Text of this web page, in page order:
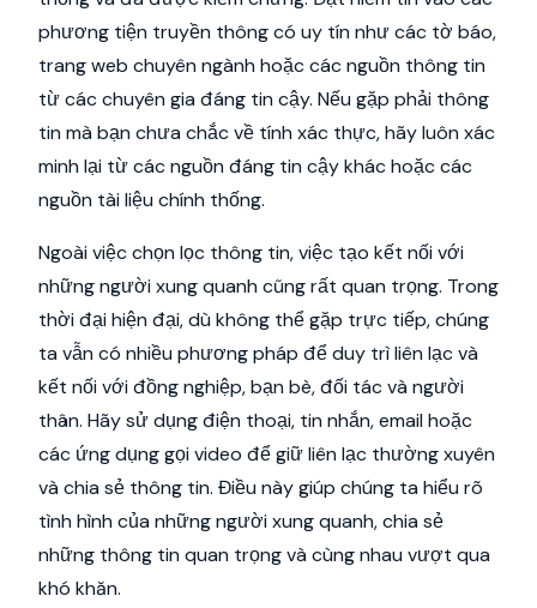
phương tiện truyền thông có uy tín như các tờ báo,
trang web chuyên ngành hoặc các nguồn thông tin
từ các chuyên gia đáng tin cậy. Nếu gặp phải thông
tin mà bạn chưa chắc về tính xác thực, hãy luôn xác
minh lại từ các nguồn đáng tin cậy khác hoặc các
nguồn tài liệu chính thống.
Ngoài việc chọn lọc thông tin, việc tạo kết nối với
những người xung quanh cũng rất quan trọng. Trong
thời đại hiện đại, dù không thể gặp trực tiếp, chúng
ta vẫn có nhiều phương pháp để duy trì liên lạc và
kết nối với đồng nghiệp, bạn bè, đối tác và người
thân. Hãy sử dụng điện thoại, tin nhắn, email hoặc
các ứng dụng gọi video để giữ liên lạc thường xuyên
và chia sẻ thông tin. Điều này giúp chúng ta hiểu rõ
tình hình của những người xung quanh, chia sẻ
những thông tin quan trọng và cùng nhau vượt qua
khó khăn.